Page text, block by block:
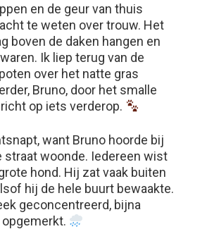
en de geur van thuis
te weten over trouw. Het
boven de daken hangen en
Ik liep terug van de
over het natte gras
Bruno, door het smalle
op iets verderop.
want Bruno hoorde bij
straat woonde. Iedereen wist
hond. Hij zat vaak buiten
hij de hele buurt bewaakte.
geconcentreerd, bijna